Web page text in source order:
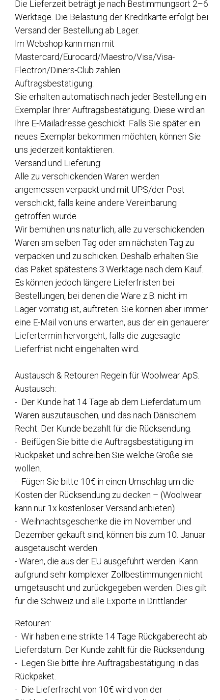
Die Lieferzeit beträgt je nach Bestimmungsort 2–6
Werktage. Die Belastung der Kreditkarte erfolgt bei
Versand der Bestellung ab Lager.
Im Webshop kann man mit
Mastercard/Eurocard/Maestro/Visa/Visa-
Electron/Diners-Club zahlen.
Auftragsbestätigung:
Sie erhalten automatisch nach jeder Bestellung ein
Exemplar Ihrer Auftragsbestätigung. Diese wird an
Ihre E-Mailadresse geschickt. Falls Sie später ein
neues Exemplar bekommen möchten, können Sie
uns jederzeit kontaktieren.
Versand und Lieferung:
Alle zu verschickenden Waren werden
angemessen verpackt und mit UPS/der Post
verschickt, falls keine andere Vereinbarung
getroffen wurde.
Wir bemühen uns natürlich, alle zu verschickenden
Waren am selben Tag oder am nächsten Tag zu
verpacken und zu schicken. Deshalb erhalten Sie
das Paket spätestens 3 Werktage nach dem Kauf.
Es können jedoch längere Lieferfristen bei
Bestellungen, bei denen die Ware z.B. nicht im
Lager vorrätig ist, auftreten. Sie können aber immer
eine E-Mail von uns erwarten, aus der ein genauerer
Liefertermin hervorgeht, falls die zugesagte
Lieferfrist nicht eingehalten wird.
Austausch & Retouren Regeln für Woolwear ApS.
Austausch:
- Der Kunde hat 14 Tage ab dem Lieferdatum um
Waren auszutauschen, und das nach Dänischem
Recht. Der Kunde bezahlt für die Rücksendung.
- Beifügen Sie bitte die Auftragsbestätigung im
Rückpaket und schreiben Sie welche Größe sie
wollen.
- Fügen Sie bitte 10€ in einen Umschlag um die
Kosten der Rücksendung zu decken – (Woolwear
kann nur 1x kostenloser Versand anbieten).
- Weihnachtsgeschenke die im November und
Dezember gekauft sind, können bis zum 10. Januar
ausgetauscht werden.
- Waren, die aus der EU ausgeführt werden. Kann
aufgrund sehr komplexer Zollbestimmungen nicht
umgetauscht und zurückgegeben werden. Dies gilt
für die Schweiz und alle Exporte in Drittländer
Retouren:
- Wir haben eine strikte 14 Tage Rückgaberecht ab
Lieferdatum. Der Kunde zahlt für die Rücksendung.
- Legen Sie bitte ihre Auftragsbestätigung in das
Rückpaket.
- Die Lieferfracht von 10€ wird von der